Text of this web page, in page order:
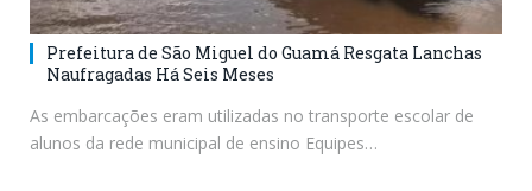
Prefeitura de São Miguel do Guamá Resgata Lanchas
Naufragadas Há Seis Meses
As embarcações eram utilizadas no transporte escolar de
alunos da rede municipal de ensino Equipes…